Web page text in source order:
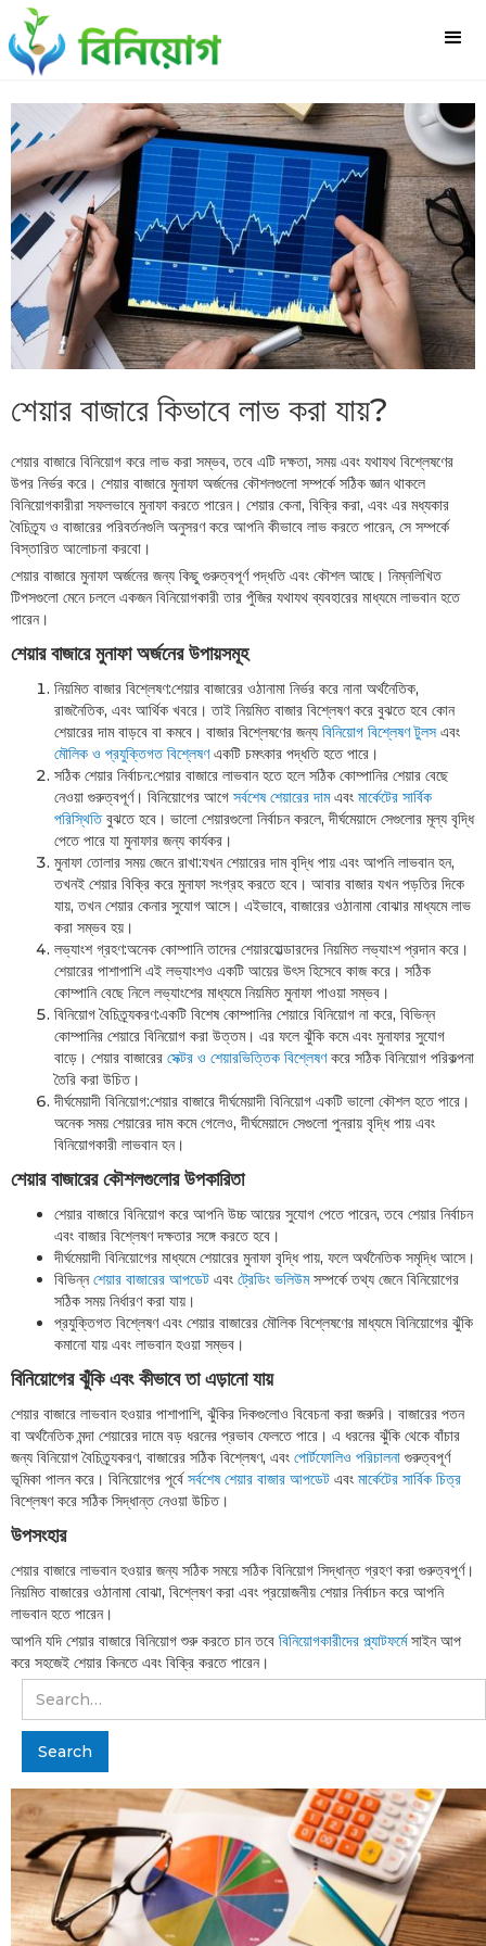
শেয়ার বাজারে কিভাবে লাভ করা যায়?
শেয়ার বাজারে বিনিয়োগ করে লাভ করা সম্ভব, তবে এটি দক্ষতা, সময় এবং যথাযথ বিশ্লেষণের
উপর নির্ভর করে। শেয়ার বাজারে মুনাফা অর্জনের কৌশলগুলো সম্পর্কে সঠিক জ্ঞান থাকলে
বিনিয়োগকারীরা সফলভাবে মুনাফা করতে পারেন। শেয়ার কেনা, বিক্রি করা, এবং এর মধ্যকার
বৈচিত্র্য ও বাজারের পরিবর্তনগুলি অনুসরণ করে আপনি কীভাবে লাভ করতে পারেন, সে সম্পর্কে
বিস্তারিত আলোচনা করবো।
শেয়ার বাজারে মুনাফা অর্জনের জন্য কিছু গুরুত্বপূর্ণ পদ্ধতি এবং কৌশল আছে। নিম্নলিখিত
টিপসগুলো মেনে চললে একজন বিনিয়োগকারী তার পুঁজির যথাযথ ব্যবহারের মাধ্যমে লাভবান হতে
পারেন।
শেয়ার বাজারে মুনাফা অর্জনের উপায়সমূহ
নিয়মিত বাজার বিশ্লেষণ:শেয়ার বাজারের ওঠানামা নির্ভর করে নানা অর্থনৈতিক,
রাজনৈতিক, এবং আর্থিক খবরে। তাই নিয়মিত বাজার বিশ্লেষণ করে বুঝতে হবে কোন
শেয়ারের দাম বাড়বে বা কমবে। বাজার বিশ্লেষণের জন্য বিনিয়োগ বিশ্লেষণ টুলস এবং
মৌলিক ও প্রযুক্তিগত বিশ্লেষণএকটি চমৎকার পদ্ধতি হতে পারে।
সঠিক শেয়ার নির্বাচন:শেয়ার বাজারে লাভবান হতে হলে সঠিক কোম্পানির শেয়ার বেছে
নেওয়া গুরুত্বপূর্ণ। বিনিয়োগের আগে সর্বশেষ শেয়ারের দামএবং মার্কেটের সার্বিক
পরিস্থিতিবুঝতে হবে। ভালো শেয়ারগুলো নির্বাচন করলে, দীর্ঘমেয়াদে সেগুলোর মূল্য বৃদ্ধি
পেতে পারে যা মুনাফার জন্য কার্যকর।
মুনাফা তোলার সময় জেনে রাখা:যখন শেয়ারের দাম বৃদ্ধি পায় এবং আপনি লাভবান হন,
তখনই শেয়ার বিক্রি করে মুনাফা সংগ্রহ করতে হবে। আবার বাজার যখন পড়তির দিকে
যায়, তখন শেয়ার কেনার সুযোগ আসে। এইভাবে, বাজারের ওঠানামা বোঝার মাধ্যমে লাভ
করা সম্ভব হয়।
লভ্যাংশ গ্রহণ:অনেক কোম্পানি তাদের শেয়ারহোল্ডারদের নিয়মিত লভ্যাংশ প্রদান করে।
শেয়ারের পাশাপাশি এই লভ্যাংশও একটি আয়ের উৎস হিসেবে কাজ করে। সঠিক
কোম্পানি বেছে নিলে লভ্যাংশের মাধ্যমে নিয়মিত মুনাফা পাওয়া সম্ভব।
বিনিয়োগ বৈচিত্র্যকরণ:একটি বিশেষ কোম্পানির শেয়ারে বিনিয়োগ না করে, বিভিন্ন
কোম্পানির শেয়ারে বিনিয়োগ করা উত্তম। এর ফলে ঝুঁকি কমে এবং মুনাফার সুযোগ
বাড়ে। শেয়ার বাজারের সেক্টর ও শেয়ারভিত্তিক বিশ্লেষণকরে সঠিক বিনিয়োগ পরিকল্পনা
তৈরি করা উচিত।
দীর্ঘমেয়াদী বিনিয়োগ:শেয়ার বাজারে দীর্ঘমেয়াদী বিনিয়োগ একটি ভালো কৌশল হতে পারে।
অনেক সময় শেয়ারের দাম কমে গেলেও, দীর্ঘমেয়াদে সেগুলো পুনরায় বৃদ্ধি পায় এবং
বিনিয়োগকারী লাভবান হন।
শেয়ার বাজারের কৌশলগুলোর উপকারিতা
শেয়ার বাজারে বিনিয়োগ করে আপনি উচ্চ আয়ের সুযোগ পেতে পারেন, তবে শেয়ার নির্বাচন
এবং বাজার বিশ্লেষণ দক্ষতার সঙ্গে করতে হবে।
দীর্ঘমেয়াদী বিনিয়োগের মাধ্যমে শেয়ারের মুনাফা বৃদ্ধি পায়, ফলে অর্থনৈতিক সমৃদ্ধি আসে।
বিভিন্নশেয়ার বাজারের আপডেট এবং ট্রেডিং ভলিউমসম্পর্কে তথ্য জেনে বিনিয়োগের
সঠিক সময় নির্ধারণ করা যায়।
প্রযুক্তিগত বিশ্লেষণ এবং শেয়ার বাজারের মৌলিক বিশ্লেষণের মাধ্যমে বিনিয়োগের ঝুঁকি
কমানো যায় এবং লাভবান হওয়া সম্ভব।
বিনিয়োগের ঝুঁকি এবং কীভাবে তা এড়ানো যায়
শেয়ার বাজারে লাভবান হওয়ার পাশাপাশি, ঝুঁকির দিকগুলোও বিবেচনা করা জরুরি। বাজারের পতন
বা অর্থনৈতিক মন্দা শেয়ারের দামে বড় ধরনের প্রভাব ফেলতে পারে। এ ধরনের ঝুঁকি থেকে বাঁচার
জন্য বিনিয়োগ বৈচিত্র্যকরণ, বাজারের সঠিক বিশ্লেষণ, এবং পোর্টফোলিও পরিচালনা গুরুত্বপূর্ণ
ভূমিকা পালন করে। বিনিয়োগের পূর্বেসর্বশেষ শেয়ার বাজার আপডেট এবং মার্কেটের সার্বিক চিত্র
বিশ্লেষণ করে সঠিক সিদ্ধান্ত নেওয়া উচিত।
উপসংহার
শেয়ার বাজারে লাভবান হওয়ার জন্য সঠিক সময়ে সঠিক বিনিয়োগ সিদ্ধান্ত গ্রহণ করা গুরুত্বপূর্ণ।
নিয়মিত বাজারের ওঠানামা বোঝা, বিশ্লেষণ করা এবং প্রয়োজনীয় শেয়ার নির্বাচন করে আপনি
লাভবান হতে পারেন।
আপনি যদি শেয়ার বাজারে বিনিয়োগ শুরু করতে চান তবে বিনিয়োগকারীদের প্ল্যাটফর্মেসাইন আপ
করে সহজেই শেয়ার কিনতে এবং বিক্রি করতে পারেন।